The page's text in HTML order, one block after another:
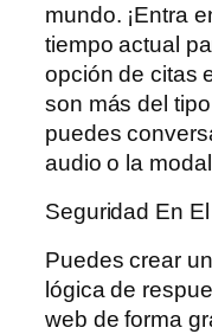
mundo. ¡Entra
tiempo actual
opción de citas
son más del
puedes
audio o la
Seguridad En
Puedes crear
lógica de
web de forma